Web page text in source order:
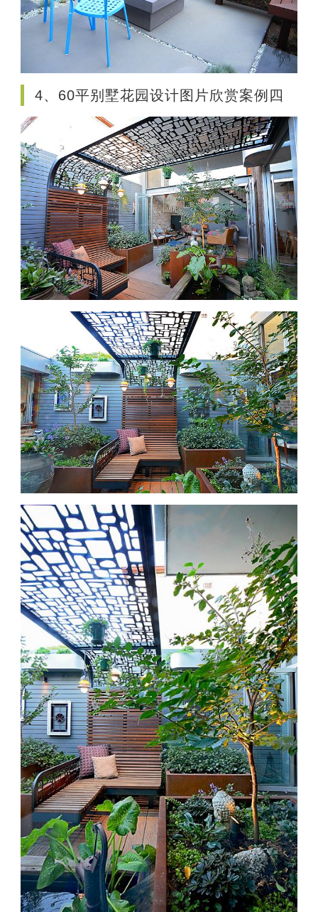
4、60平别墅花园设计图片欣赏案例四